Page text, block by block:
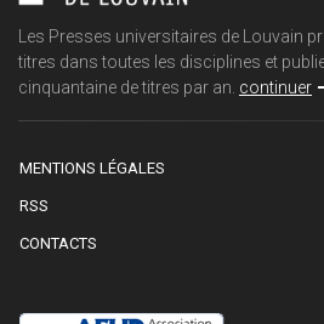
Les Presses universitaires de Louvain
titres dans toutes les disciplines et
cinquantaine de titres par an. continuer
MENTIONS LÉGALES
RSS
CONTACTS